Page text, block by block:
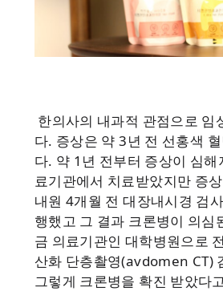
한의사의 내과적 관점으로 임
다. 증상은 약 3년 전 선홍색
다. 약 1년 전부터 증상이 심해
료기관에서 치료받았지만 증
내원 4개월 전 대장내시경 검
행했고 그 결과 크론병이 의심
금 의료기관인 대학병원으로
산화 단층촬영(avdomen CT)
그렇게 크론병을 확진 받았다